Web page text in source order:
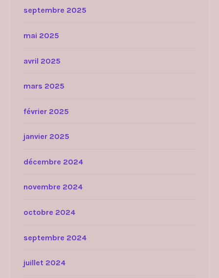
septembre 2025
mai 2025
avril 2025
mars 2025
février 2025
janvier 2025
décembre 2024
novembre 2024
octobre 2024
septembre 2024
juillet 2024